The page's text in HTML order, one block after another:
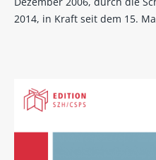
2014, in Kraft seit dem 15.